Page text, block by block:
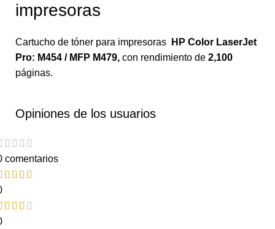
impresoras
Cartucho de tóner para impresoras
HP Color LaserJet
Pro: M454 / MFP M479, con rendimiento de 2,100
páginas.
Opiniones de los usuarios
comentarios